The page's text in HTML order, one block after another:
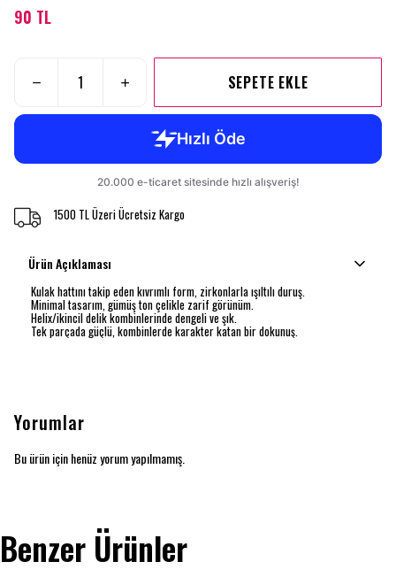
90 TL
SEPETE EKLE
1500 TL Üzeri Ücretsiz Kargo
Ürün Açıklaması
Kulak hattını takip eden kıvrımlı form, zirkonlarla ışıltılı duruş.
Minimal tasarım, gümüş ton çelikle zarif görünüm.
Helix/ikincil delik kombinlerinde dengeli ve şık.
Tek parçada güçlü, kombinlerde karakter katan bir dokunuş.
Yorumlar
Bu ürün için henüz yorum yapılmamış.
Benzer Ürünler